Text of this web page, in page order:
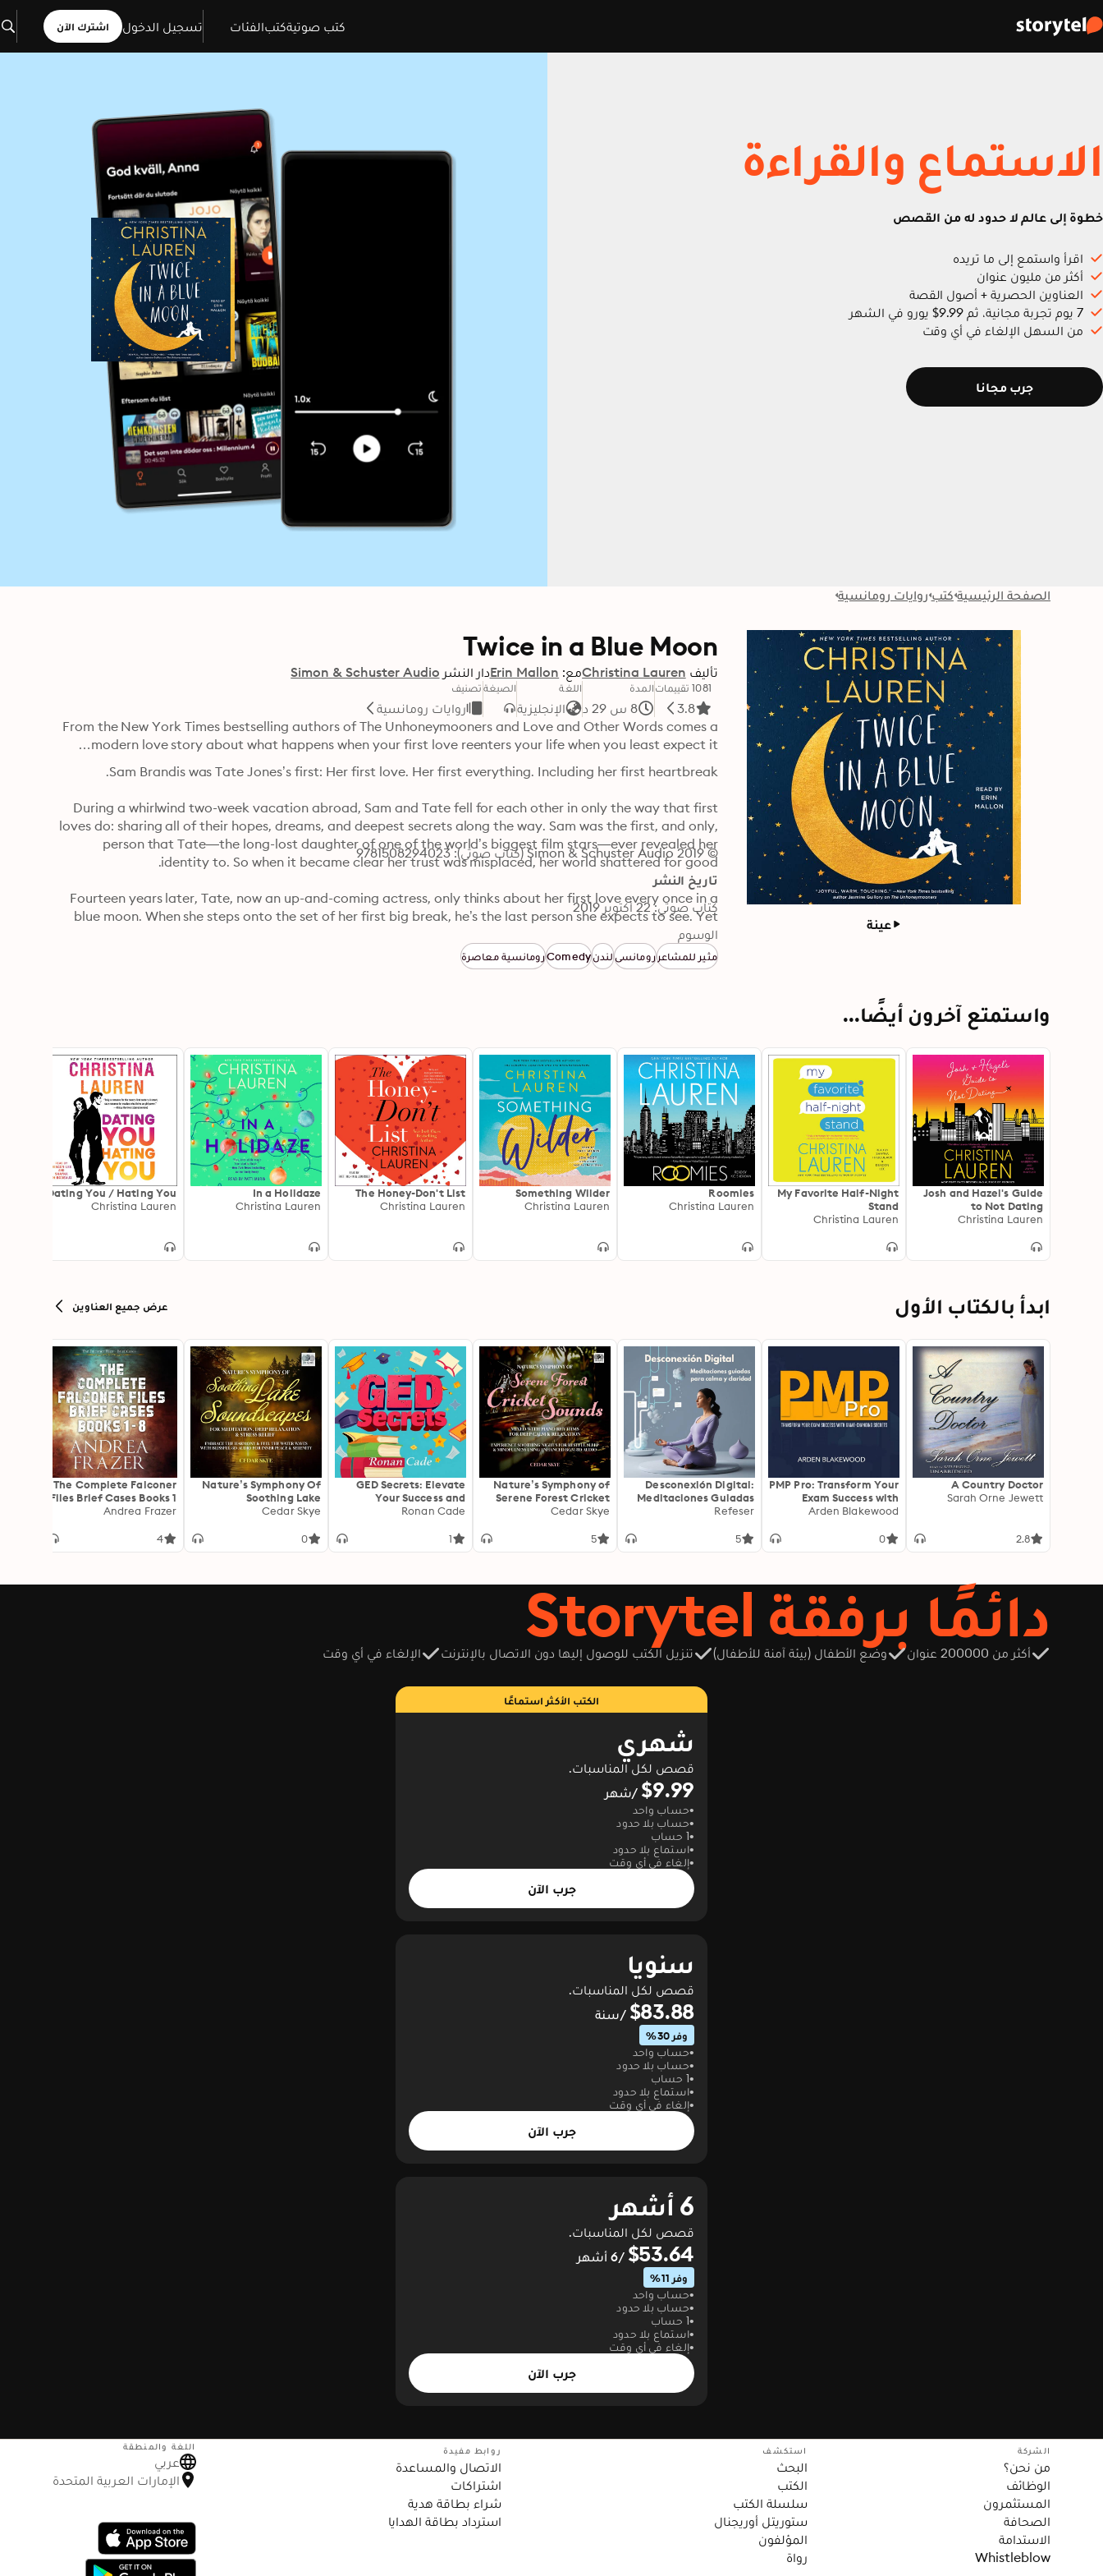
كتب صوتيةكتبالفئات تسجيل الدخول اشترك الآن
الاستماع والقراءة
خطوة إلى عالم لا حدود له من القصص
اقرأ واستمع إلى ما تريده
أكثر من مليون عنوان
العناوين الحصرية + أصول القصة
7 يوم تجربة مجانية، ثم 9.99$ يورو في الشهر
من السهل الإلغاء في أي وقت
جرب مجانا
الصفحة الرئيسية كتب روايات رومانسية
عينة
Twice in a Blue Moon
تأليف Christina Laurenمع: Erin Mallonدار النشر Simon & Schuster Audio
1081 تقييمات
3.8
المدة
8 س 29 د
اللغة
الإنجليزية
الصيغةتصنيف
روايات رومانسية
modern love story about what happens when your first love reenters your life when you least expect it…
© 2019 Simon & Schuster Audio (كتاب صوتي): 9781508294023
تاريخ النشر
كتاب صوتي: 22 أكتوبر 2019
الوسوم
مثير للمشاعررومانسيلندنComedyرومانسية معاصرة
واستمتع آخرون أيضًا...
Josh and Hazel's Guide
to Not Dating
Christina Lauren
My Favorite Half-Night
Stand
Christina Lauren
Roomies
Christina Lauren
Something Wilder
Christina Lauren
The Honey-Don't List
Christina Lauren
In a Holidaze
Christina Lauren
Dating You / Hating You
Christina Lauren
ابدأ بالكتاب الأول عرض جميع العناوين
A Country Doctor
Sarah Orne Jewett
2.8
PMP Pro: Transform Your
Exam Success with
Game-Changing
PMP exam results! Dive
Arden Blakewood
0
Desconexión Digital:
Meditaciones Guiadas
para Calma y Claridad
Refeser
5
Nature’s Symphony of
Serene Forest Cricket
Sounds Mixed With
Calm & Relaxation:
Cedar Skye
5
GED Secrets: Elevate
Your Success and
Conquer the Exam
prep! Unlock engaging
Ronan Cade
1
Nature’s Symphony Of
Soothing Lake
Soundscapes For
Relaxation & Stress
Cedar Skye
0
The Complete Falconer
Files Brief Cases Books 1
- 8
Andrea Frazer
4
دائمًا برفقة Storytel
أكثر من 200000 عنوان وضع الأطفال (بيئة آمنة للأطفال) تنزيل الكتب للوصول إليها دون الاتصال بالإنترنت الإلغاء في أي وقت
الكتب الأكثر استماعًا
شهري
قصص لكل المناسبات.
$9.99 /شهر
حساب واحد
حساب بلا حدود
1 حساب
استماع بلا حدود
إلغاء في أي وقت
جرب الآن
سنويا
قصص لكل المناسبات.
$83.88 /سنة
وفر 30%
حساب واحد
حساب بلا حدود
1 حساب
استماع بلا حدود
إلغاء في أي وقت
جرب الآن
6 أشهر
قصص لكل المناسبات.
$53.64 /6 أشهر
وفر 11%
حساب واحد
حساب بلا حدود
1 حساب
استماع بلا حدود
إلغاء في أي وقت
جرب الآن
الشركة
من نحن؟
الوظائف
المستثمرون
الصحافة
الاستدامة
Whistleblow
استكشف
البحث
الكتب
سلسلة الكتب
ستوريتل أوريجنال
المؤلفون
رواة
روابط مفيدة
الاتصال والمساعدة
اشتراكات
شراء بطاقة هدية
استرداد بطاقة الهدايا
اللغة والمنطقة
عربي
الإمارات العربية المتحدة